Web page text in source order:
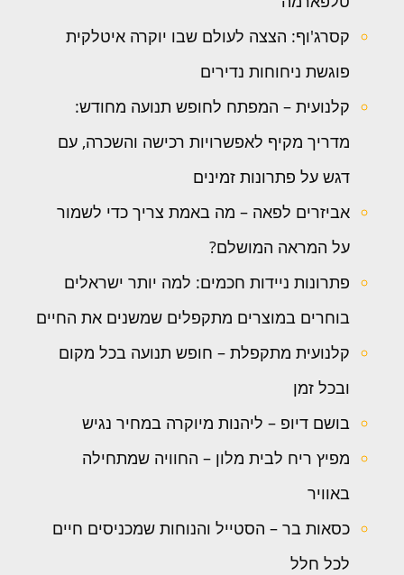
קסרג'וף: הצצה לעולם שבו יוקרה איטלקית
פוגשת ניחוחות נדירים
קלנועית – המפתח לחופש תנועה מחודש:
מדריך מקיף לאפשרויות רכישה והשכרה, עם
דגש על פתרונות זמינים
אביזרים לפאה – מה באמת צריך כדי לשמור
על המראה המושלם?
פתרונות ניידות חכמים: למה יותר ישראלים
בוחרים במוצרים מתקפלים שמשנים את החיים
קלנועית מתקפלת – חופש תנועה בכל מקום
ובכל זמן
בושם דיופ – ליהנות מיוקרה במחיר נגיש
מפיץ ריח לבית מלון – החוויה שמתחילה
באוויר
כסאות בר – הסטייל והנוחות שמכניסים חיים
לכל חלל